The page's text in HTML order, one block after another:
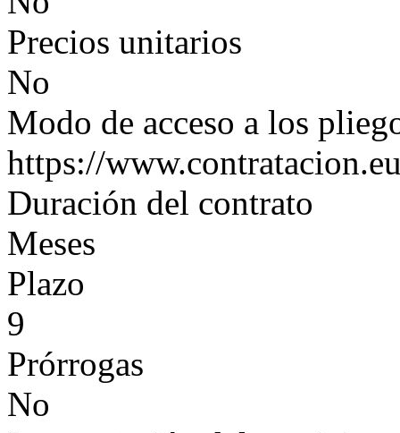
Precios unitarios
No
Modo de acceso a los
https://
Duración del contrato
Meses
Plazo
9
Prórrogas
No